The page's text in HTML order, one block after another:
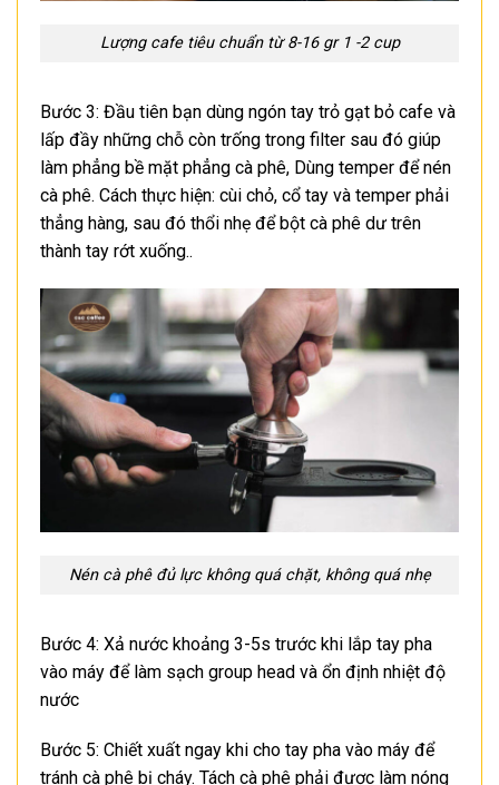
Lượng cafe tiêu chuẩn từ 8-16 gr 1 -2 cup
Bước 3: Đầu tiên bạn dùng ngón tay trỏ gạt bỏ cafe và
lấp đầy những chỗ còn trống trong filter sau đó giúp
làm phẳng bề mặt phẳng cà phê, Dùng temper để nén
cà phê. Cách thực hiện: cùi chỏ, cổ tay và temper phải
thẳng hàng, sau đó thổi nhẹ để bột cà phê dư trên
thành tay rớt xuống..
Nén cà phê đủ lực không quá chặt, không quá nhẹ
Bước 4: Xả nước khoảng 3-5s trước khi lắp tay pha
vào máy để làm sạch group head và ổn định nhiệt độ
nước
Bước 5: Chiết xuất ngay khi cho tay pha vào máy để
tránh cà phê bị cháy. Tách cà phê phải được làm nóng